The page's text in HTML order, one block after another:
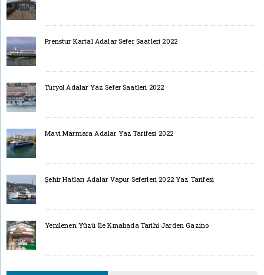
Prenstur Kartal Adalar Sefer Saatleri 2022
Turyol Adalar Yaz Sefer Saatleri 2022
Mavi Marmara Adalar Yaz Tarifesi 2022
Şehir Hatları Adalar Vapur Seferleri 2022 Yaz Tarifesi
Yenilenen Yüzü İle Kınalıada Tarihi Jarden Gazino